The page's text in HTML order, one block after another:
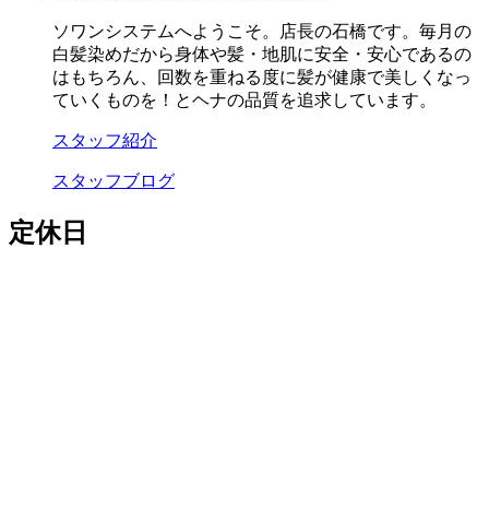
ソワンシステムへようこそ。店長の石橋です。毎月の
白髪染めだから身体や髪・地肌に安全・安心であるの
はもちろん、回数を重ねる度に髪が健康で美しくなっ
ていくものを！とヘナの品質を追求しています。
スタッフ紹介
スタッフブログ
定休日